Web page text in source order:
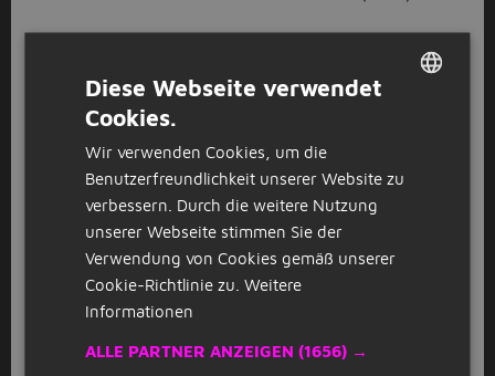
Verkäufer als Fachkraft /
Quereinsteiger Frischetheke (m/w/d)
REWE Hamburg
Stellvertretender Filialleiter (m/w/d)
Action Winsen (Luhe) (26km)
GESPONSERT
Diese Webseite verwendet
Cookies.
Wir verwenden Cookies, um die
Benutzerfreundlichkeit unserer Website zu
verbessern. Durch die weitere Nutzung
unserer Webseite stimmen Sie der
Verwendung von Cookies gemäß unserer
Cookie-Richtlinie zu. Weitere
Informationen
ALLE PARTNER ANZEIGEN (1656) →